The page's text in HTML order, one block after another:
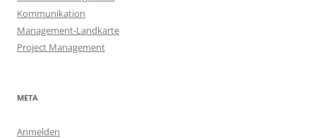
Kommunikation
Management-Landkarte
Project Management
META
Anmelden